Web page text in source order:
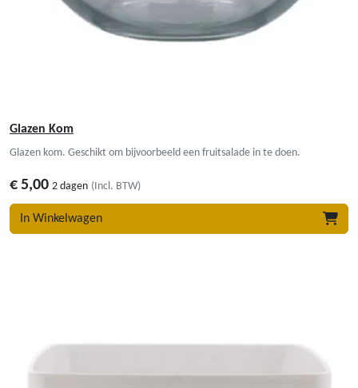
Glazen Kom
Glazen kom. Geschikt om bijvoorbeeld een fruitsalade in te doen.
€ 5,00 2 dagen (Incl. BTW)
In Winkelwagen